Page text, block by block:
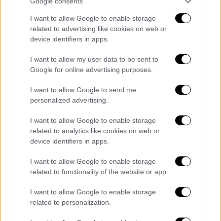
I want to allow Google to enable storage
related to advertising like cookies on web or
device identifiers in apps.
I want to allow my user data to be sent to
Google for online advertising purposes.
I want to allow Google to send me
personalized advertising.
I want to allow Google to enable storage
related to analytics like cookies on web or
device identifiers in apps.
I want to allow Google to enable storage
related to functionality of the website or app.
I want to allow Google to enable storage
related to personalization.
8 (2), Νόουλς 1, Σαρικόπουλος 8 , Σχίζας,
Τσόχλας 2, Γουίγκινς 9.
13 (2/3 δίποντα, 2/3 τρίποντα, 3/3 βολές),
Μπρουσίνο 16 (3/3 δίποντα, 3/6 τρίποντα),
Ένις 11 , Σίλι 15 (1), Αλοσέν, Χλίνασον 8,
Χούστιζ 12 , Ράντοβιτς, Σαν Μιγέλ 2
Περιστέρι: Ήττα στην Βαμβέργη
Το Περιστέρι πάλεψε φιλότιμα στην
Βαμβέργη απέναντι στην Μπάμπεργκ(3
όμιλος του BCL) όμως δεν τα κατάφερε και
ΤΑ ΔΕΚΑΛΕΠΤΑ: 27-21, 42-38, 59-57, 72-69